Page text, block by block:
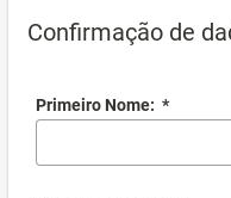
Confirmação de
Primeiro Nome: *